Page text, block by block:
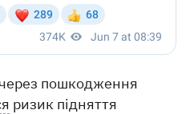
пошкодження
ризик підняття